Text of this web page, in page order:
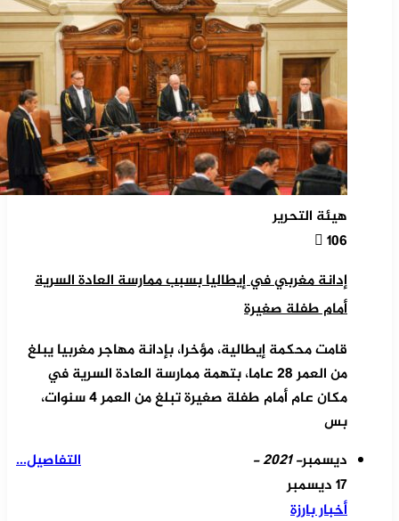
هيئة التحرير
106
إدانة مغربي في إيطاليا بسبب ممارسة العادة السرية
أمام طفلة صغيرة
قامت محكمة إيطالية، مؤخرا، بإدانة مهاجر مغربيا يبلغ
من العمر 28 عاما، بتهمة ممارسة العادة السرية في
مكان عام أمام طفلة صغيرة تبلغ من العمر 4 سنوات،
بس
التفاصيل...
ديسمبر- 2021 -
17 ديسمبر
أخبار بارزة